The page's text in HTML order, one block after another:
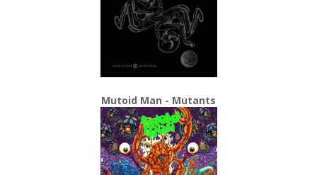
Mutoid Man - Mutants